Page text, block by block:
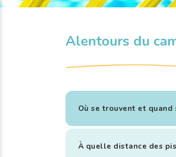
Alentours du
Où se trouvent et
À quelle distance des